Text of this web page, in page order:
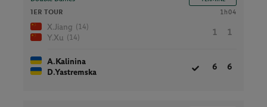
1ER TOUR 1h04
X.Jiang (14)
Y.Xu (14)
1 1
A.Kalinina
D.Yastremska
6 6